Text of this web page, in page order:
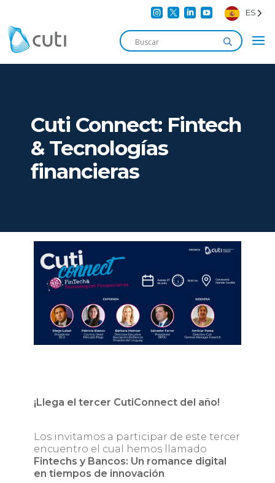
    ES
Cuti Connect: Fintech
& Tecnologías
financieras
¡Llega el tercer CutiConnect del año!
Los invitamos a participar de este tercer
encuentro el cual hemos llamado
Fintechs y Bancos: Un romance digital
en tiempos de innovación.